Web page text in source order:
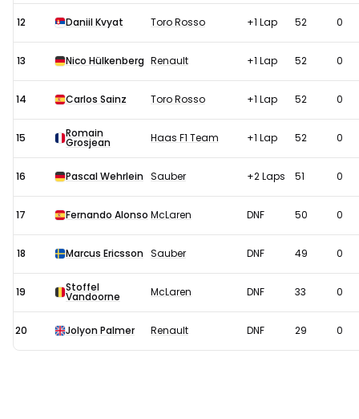
12 Daniil Kvyat Toro Rosso +1 Lap 52 0
13 Nico Hülkenberg Renault +1 Lap 52 0
14 Carlos Sainz Toro Rosso +1 Lap 52 0
15 Romain
Grosjean Haas F1 Team +1 Lap 52 0
16 Pascal Wehrlein Sauber +2 Laps 51 0
17 Fernando Alonso McLaren DNF 50 0
18 Marcus Ericsson Sauber DNF 49 0
19 Stoffel
Vandoorne McLaren DNF 33 0
20 Jolyon Palmer Renault DNF 29 0